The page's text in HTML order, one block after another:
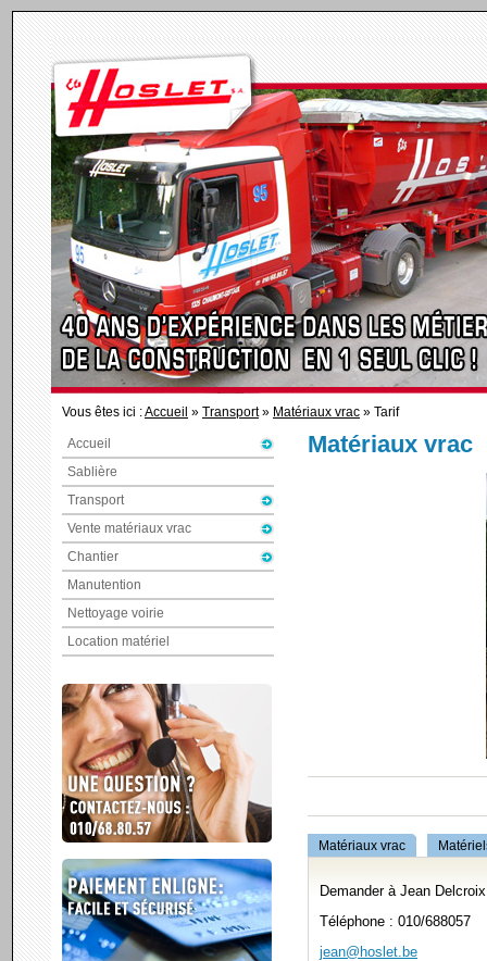
Vous êtes ici :Accueil » Transport» Matériaux vrac » Tarif
Accueil
Sablière
Transport
Vente matériaux vrac
Chantier
Manutention
Nettoyage voirie
Location matériel
Matériaux vrac
Matériaux vrac
Demander à Jean
Téléphone : 010/688057
jean@hoslet.be